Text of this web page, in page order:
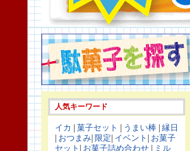
人気キーワード
イカ 菓子セット うまい棒 縁日
おつまみ 限定 イベント
お菓子
セット
お菓子詰め合わせ
ミル